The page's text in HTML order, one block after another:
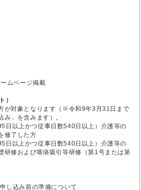
ムページ掲載
）
が対象となります（※令和9年3月31日まで
み」を含みます）。
以上かつ従事日数540日以上）介護等の
修了した方
以上かつ従事日数540日以上）介護等の
研修および喀痰吸引等研修（第1号または第
し込み前の準備について